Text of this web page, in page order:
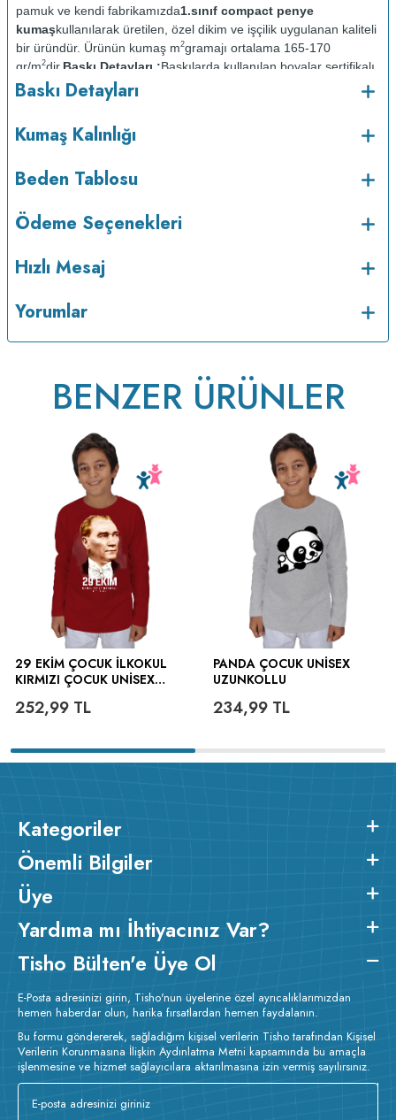
pamuk ve kendi fabrikamızda1.sınıf compact penye
kumaşkullanılarak üretilen, özel dikim ve işçilik uygulanan kaliteli
bir üründür. Ürünün kumaş m2gramajı ortalama 165-170
gr/m2dir. Baskı Detayları :Baskılarda kullanılan boyalar sertifikalı
ve güvenlidir; insan sağlığına zarar vermez.
maksimum 30 de ve tersten yıkanır.
ütülenir.
Baskı Detayları
Kumaş Kalınlığı
Beden Tablosu
Ödeme Seçenekleri
Hızlı Mesaj
Yorumlar
BENZER ÜRÜNLER
29 EKİM ÇOCUK İLKOKUL
KIRMIZI ÇOCUK UNISEX
252,99 TL
PANDA ÇOCUK UNISEX
UZUNKOLLU
234,99TL
Kategoriler
Önemli Bilgiler
Üye
Yardıma mı İhtiyacınız Var?
Tisho Bülten'e Üye Ol
E-Posta adresinizi girin, Tisho'nun üyelerine özel ayrıcalıklarımızdan
hemen haberdar olun, harika fırsatlardan hemen faydalanın.
Bu formu göndererek, sağladığım kişisel verilerin Tisho tarafından Kişisel
Verilerin Korunmasına İlişkin Aydınlatma Metni kapsamında bu amaçla
işlenmesine ve hizmet sağlayıcılara aktarılmasına izin vermiş sayılırsınız.